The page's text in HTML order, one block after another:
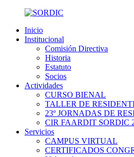
content
SORDIC
Sociedad
Radiología
Diagnóstico
Inicio
Institucional
Comisión Directiva
Historia
Estatuto
Socios
Actividades
CURSO BIENAL
TALLER DE
23º JORNADAS DE
CIR FAARDIT SORDIC
Servicios
CAMPUS VIRTUAL
CERTIFICADOS